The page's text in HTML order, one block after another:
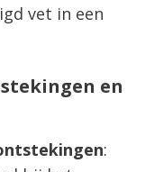
vet in een
en
: